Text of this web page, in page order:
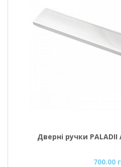
Дверні ручки
700.00